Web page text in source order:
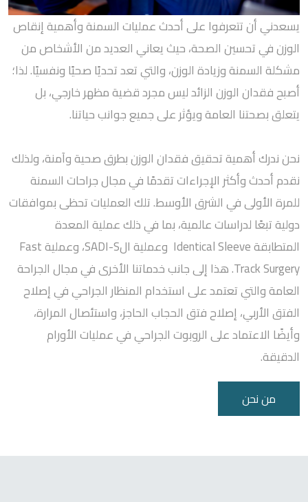
يسعدني أن تتعرفوا على أحدث عمليات السمنة وأهمية إنقاص
الوزن في تحسين الصحة، حيث يعاني العديد من الأشخاص من
مشكلة السمنة وزيادة الوزن، والتي تعد تحديًا صحيًا ونفسيًا. لذا؛
أصبح فقدان الوزن الزائد ليس مجرد قضية مظهر خارجي، بل
يتعلق بصحتنا العامة ويؤثر على جميع جوانب حياتنا.
نحن ندرك أهمية تحقيق فقدان الوزن بطرق صحية وآمنة، ولذلك
نقدم أحدث وأكثر الإجراءات تقدمًا في مجال جراحات السمنة
للمرة الأولى في الشرق الأوسط. تلك العمليات تحظى بموافقات
دولية تبعًا لدراسات عالمية، بما في ذلك عملية المعدة
المتطابقة Identical Sleeve وعملية الSADI-S، وعملية Fast
Track Surgery. هذا إلى جانب خدماتنا الأخرى في مجال الجراحة
العامة والتي تعتمد على استخدام المنظار الجراحي في إصلاح
الفتق الأربي، إصلاح فتق الحجاب الحاجز، واستئصال المرارة،
وأيضًا الاعتماد على الروبوت الجراحي في عمليات الأورام
الدقيقة.
من نحن